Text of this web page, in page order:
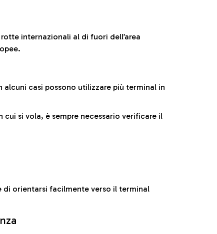
internazionali al di fuori dell’area
casi possono utilizzare più terminal in
si vola, è sempre necessario verificare il
orientarsi facilmente verso il terminal